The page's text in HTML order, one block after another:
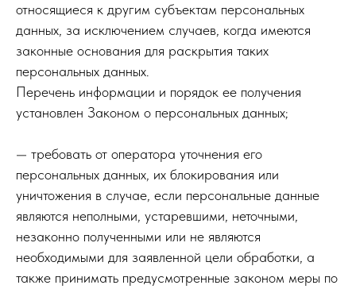
относящиеся к другим субъектам персональных
данных, за исключением случаев, когда имеются
законные основания для раскрытия таких
персональных данных.
Перечень информации и порядок ее получения
установлен Законом о персональных данных;
— требовать от оператора уточнения его
персональных данных, их блокирования или
уничтожения в случае, если персональные данные
являются неполными, устаревшими, неточными,
незаконно полученными или не являются
необходимыми для заявленной цели обработки, а
также принимать предусмотренные законом меры по